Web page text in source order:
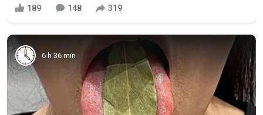
189 148 319
6 h 36 min